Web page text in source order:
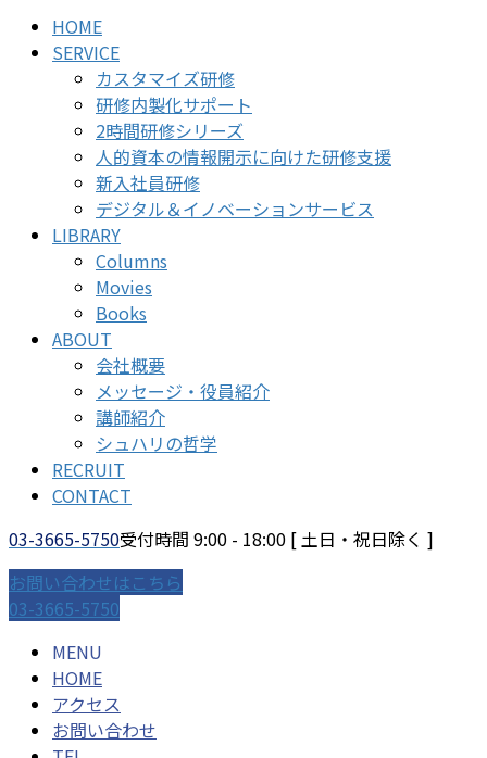
HOME
SERVICE
カスタマイズ研修
研修内製化サポート
2時間研修シリーズ
人的資本の情報開示に向けた研修支援
新入社員研修
デジタル＆イノベーションサービス
LIBRARY
Columns
Movies
Books
ABOUT
会社概要
メッセージ・役員紹介
講師紹介
シュハリの哲学
RECRUIT
CONTACT
03-3665-5750受付時間 9:00 - 18:00 [ 土日・祝日除く ]
お問い合わせはこちら
03-3665-5750
MENU
HOME
アクセス
お問い合わせ